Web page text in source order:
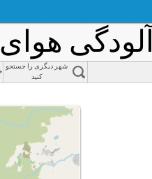
آلودگی هوای
شهر دیگری را جستجو
کنید